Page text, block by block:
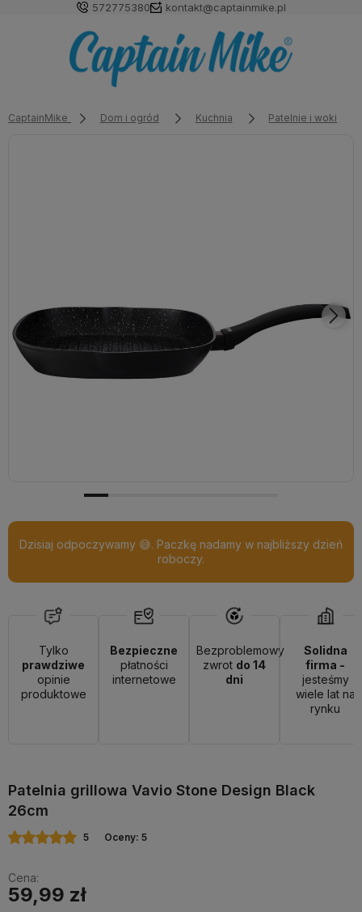
572775380 kontakt@captainmike.pl
CaptainMike Dom i ogród Kuchnia Patelnie i woki
Dzisiaj odpoczywamy 😅. Paczkę nadamy w najbliższy dzień
roboczy.
Tylko
prawdziwe
opinie
produktowe
Bezpieczne
płatności
internetowe
Bezproblemowy
zwrot do 14
dni
Solidna
firma -
jesteśmy
wiele lat na
rynku
Patelnia grillowa Vavio Stone Design Black
26cm
5 Oceny: 5
Cena:
59,99 zł